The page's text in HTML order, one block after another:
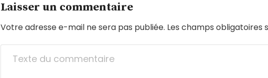
Laisser un commentaire
Votre adresse e-mail ne sera pas publiée. Les champs obligatoires